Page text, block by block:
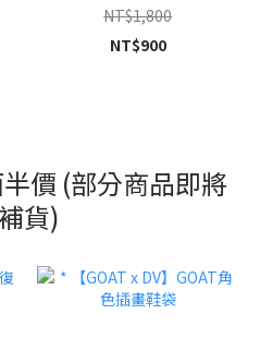
NT$1,800
NT$900
半價 (部分商品即將
貨)